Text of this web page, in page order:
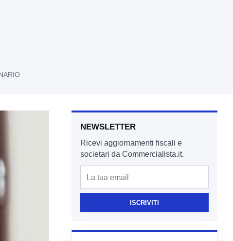
NEWSLETTER
Ricevi aggiornamenti fiscali e
societari da Commercialista.it.
ISCRIVITI